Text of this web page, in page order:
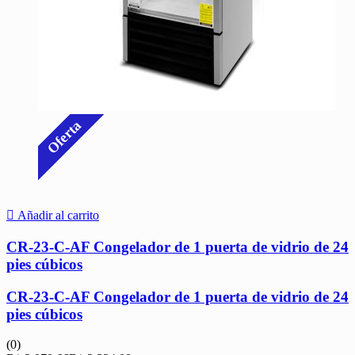
Oferta
Añadir al carrito
CR-23-C-AF Congelador de 1 puerta de vidrio de 24
pies cúbicos
CR-23-C-AF Congelador de 1 puerta de vidrio de 24
pies cúbicos
(0)